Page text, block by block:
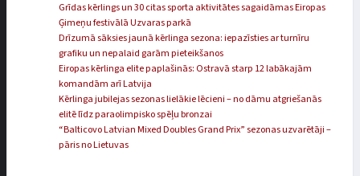
Grīdas kērlings un 30 citas sporta aktivitātes sagaidāmas Eiropas
Ģimeņu festivālā Uzvaras parkā
Drīzumā sāksies jaunā kērlinga sezona: iepazīsties ar turnīru
grafiku un nepalaid garām pieteikšanos
Eiropas kērlinga elite paplašinās: Ostravā starp 12 labākajām
komandām arī Latvija
Kērlinga jubilejas sezonas lielākie lēcieni – no dāmu atgriešanās
elitē līdz paraolimpisko spēļu bronzai
“Balticovo Latvian Mixed Doubles Grand Prix” sezonas uzvarētāji –
pāris no Lietuvas